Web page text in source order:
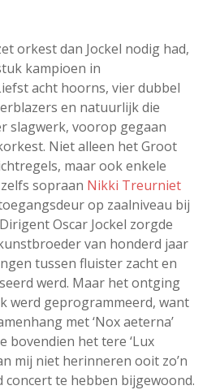
orkest dan Jockel nodig had,
kampioen in
acht hoorns, vier dubbel
en natuurlijk die
slagwerk, voorop gegaan
Niet alleen het Groot
maar ook enkele
sopraan Nikki Treurniet
op zaalniveau bij
Oscar Jockel zorgde
van honderd jaar
tussen fluister zacht en
werd. Maar het ontging
werd geprogrammeerd, want
met ‘Nox aeterna’
bovendien het tere ‘Lux
mij niet herinneren ooit zo’n
te hebben bijgewoond.